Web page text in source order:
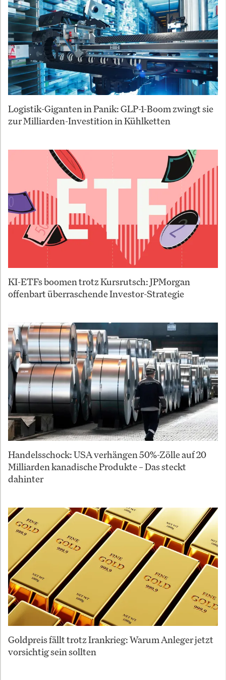
Logistik-Giganten in Panik: GLP-1-Boom zwingt sie
zur Milliarden-Investition in Kühlketten
KI-ETFs boomen trotz Kursrutsch: JPMorgan
offenbart überraschende Investor-Strategie
Handelsschock: USA verhängen 50%-Zölle auf 20
Milliarden kanadische Produkte – Das steckt
dahinter
Goldpreis fällt trotz Irankrieg: Warum Anleger jetzt
vorsichtig sein sollten